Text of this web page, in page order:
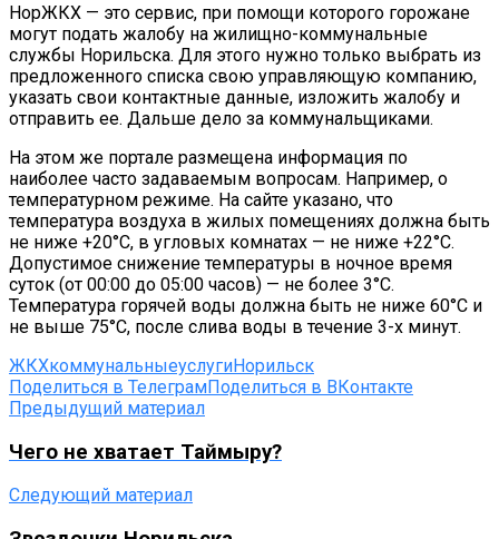
НорЖКХ — это сервис, при помощи которого горожане
могут подать жалобу на жилищно-коммунальные
службы Норильска. Для этого нужно только выбрать из
предложенного списка свою управляющую компанию,
указать свои контактные данные, изложить жалобу и
отправить ее. Дальше дело за коммунальщиками.
На этом же портале размещена информация по
наиболее часто задаваемым вопросам. Например, о
температурном режиме. На сайте указано, что
температура воздуха в жилых помещениях должна быть
не ниже +20°С, в угловых комнатах — не ниже +22°С.
Допустимое снижение температуры в ночное время
суток (от 00:00 до 05:00 часов) — не более 3°C.
Температура горячей воды должна быть не ниже 60°С и
не выше 75°С, после слива воды в течение 3-х минут.
ЖКХкоммунальныеуслугиНорильск
Поделиться в ТелеграмПоделиться в ВКонтакте
Предыдущий материал
Чего не хватает Таймыру?
Следующий материал